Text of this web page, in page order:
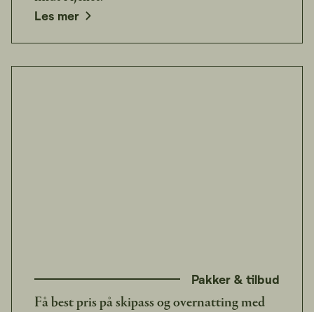
Les mer
Pakker & tilbud
Få best pris på skipass og overnatting med